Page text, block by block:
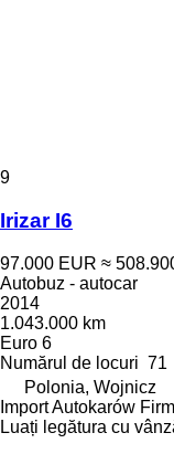
9
Irizar I6
97.000 EUR ≈
Autobuz - autocar
2014
1.043.000 km
Euro 6
Numărul de locuri 71
Polonia, Wojnicz
Import Autokarów
Luați legătura cu